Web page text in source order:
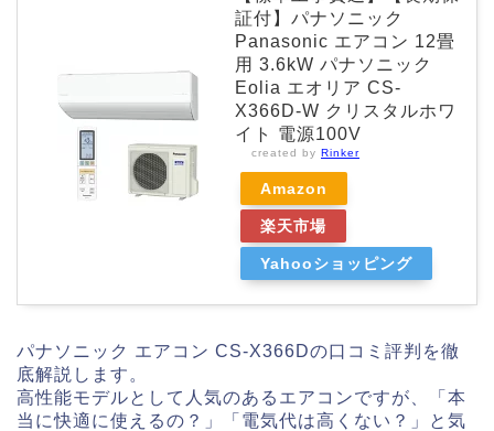
証付】パナソニック
Panasonic エアコン 12畳
用 3.6kW パナソニック
Eolia エオリア CS-
X366D-W クリスタルホワ
イト 電源100V
created by Rinker
Amazon
楽天市場
Yahooショッピング
パナソニック エアコン CS-X366Dの口コミ評判を徹
底解説します。
高性能モデルとして人気のあるエアコンですが、「本
当に快適に使えるの？」「電気代は高くない？」と気